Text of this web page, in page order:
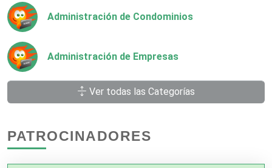
Administración de Condominios
Administración de Empresas
Agencias Aduanales
Agencias de Autos
Ver todas las Categorías
PATROCINADORES